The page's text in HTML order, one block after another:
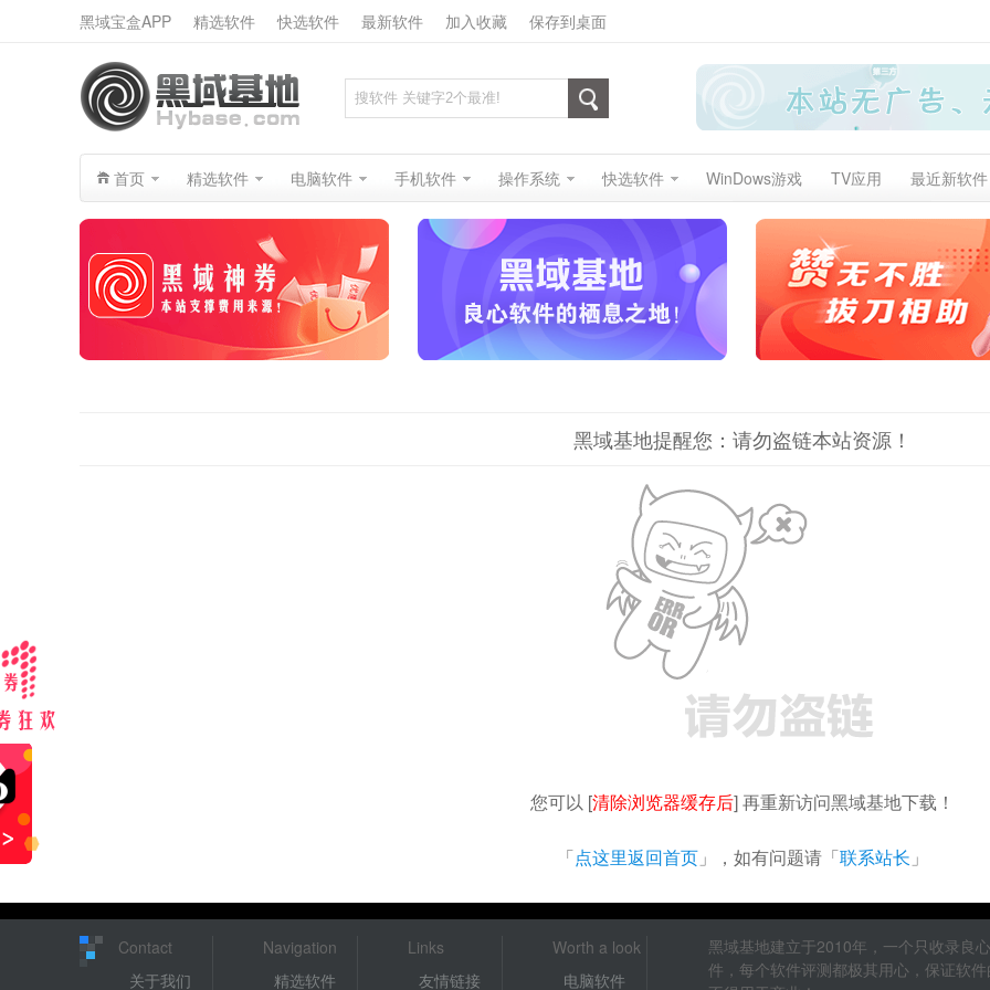
黑域宝盒APP 精选软件 快选软件 最新软件 加入收藏 保存到桌面
首页 精选软件 电脑软件 手机软件 操作系统 快选软件 WinDows游戏 TV应用 最近新软件
黑域基地提醒您：请勿盗链本站资源！
您可以 [清除浏览器缓存后] 再重新访问黑域基地下载！
「点这里返回首页 」，如有问题请「联系站长 」
Contact
关于我们
Navigation
精选软件
Links
友情链接
Worth a look
电脑软件
黑域基地建立于2010年，一个只收录良
件，每个软件评测都极其用心，保证软